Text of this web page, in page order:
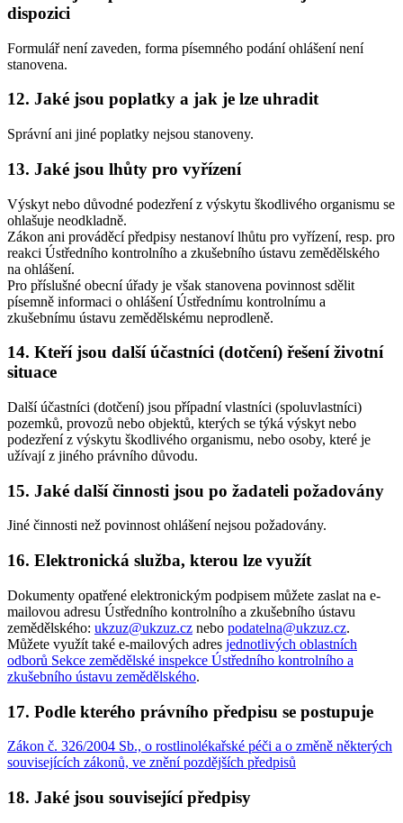
dispozici
Formulář není zaveden, forma písemného podání ohlášení není
stanovena.
12. Jaké jsou poplatky a jak je lze uhradit
Správní ani jiné poplatky nejsou stanoveny.
13. Jaké jsou lhůty pro vyřízení
Výskyt nebo důvodné podezření z výskytu škodlivého organismu se
ohlašuje neodkladně.
Zákon ani prováděcí předpisy nestanoví lhůtu pro vyřízení, resp. pro
reakci Ústředního kontrolního a zkušebního ústavu zemědělského
na ohlášení.
Pro příslušné obecní úřady je však stanovena povinnost sdělit
písemně informaci o ohlášení Ústřednímu kontrolnímu a
zkušebnímu ústavu zemědělskému neprodleně.
14. Kteří jsou další účastníci (dotčení) řešení životní
situace
Další účastníci (dotčení) jsou případní vlastníci (spoluvlastníci)
pozemků, provozů nebo objektů, kterých se týká výskyt nebo
podezření z výskytu škodlivého organismu, nebo osoby, které je
užívají z jiného právního důvodu.
15. Jaké další činnosti jsou po žadateli požadovány
Jiné činnosti než povinnost ohlášení nejsou požadovány.
16. Elektronická služba, kterou lze využít
Dokumenty opatřené elektronickým podpisem můžete zaslat na e-
mailovou adresu Ústředního kontrolního a zkušebního ústavu
zemědělského: ukzuz@ukzuz.cz nebo podatelna@ukzuz.cz.
Můžete využít také e-mailových adres jednotlivých oblastních
odborů Sekce zemědělské inspekce Ústředního kontrolního a
zkušebního ústavu zemědělského.
17. Podle kterého právního předpisu se postupuje
Zákon č. 326/2004 Sb., o rostlinolékařské péči a o změně některých
souvisejících zákonů, ve znění pozdějších předpisů
18. Jaké jsou související předpisy